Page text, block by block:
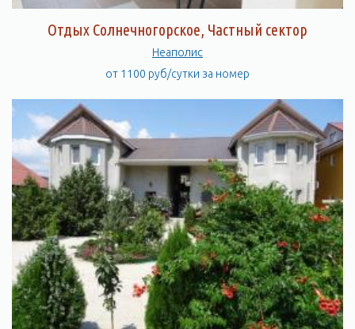
Отдых Солнечногорское, Частный сектор
Неаполис
от 1100 руб/сутки за номер